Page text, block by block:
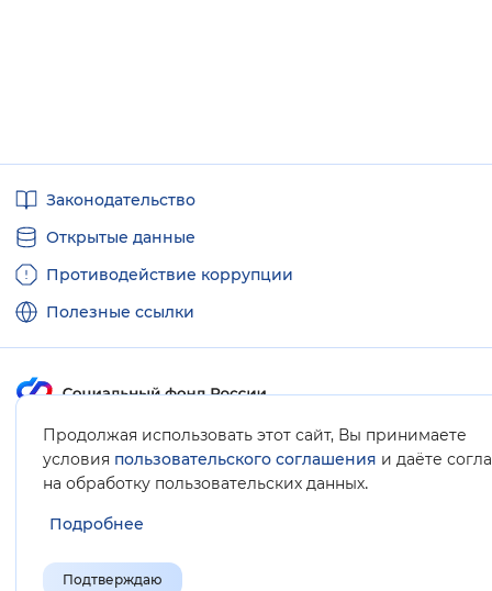
Продолжая использовать этот сайт, Вы принимаете
условия пользовательского соглашения и даёте
на обработку пользовательских данных.
Подробнее
Подтверждаю
ссылкиЗаконодательство
Открытые данные
Противодействие коррупции
Полезные ссылки
Карта сайта